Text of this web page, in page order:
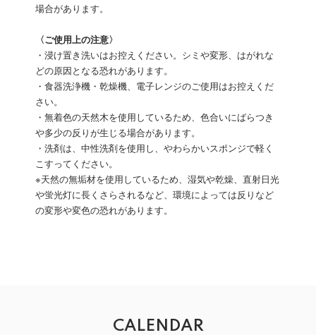
場合があります。
〈ご使用上の注意〉
・浸け置き洗いはお控えください。シミや変形、はがれな
どの原因となる恐れがあります。
・食器洗浄機・乾燥機、電子レンジのご使用はお控えくだ
さい。
・無着色の天然木を使用しているため、色合いにばらつき
や多少の反りが生じる場合があります。
・洗剤は、中性洗剤を使用し、やわらかいスポンジで軽く
こすってください。
※天然の無垢材を使用しているため、湿気や乾燥、直射日光
や蛍光灯に長くさらされるなど、環境によっては反りなど
の変形や変色の恐れがあります。
CALENDAR